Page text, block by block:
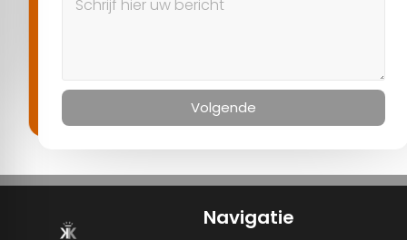
Volgende
Navigatie